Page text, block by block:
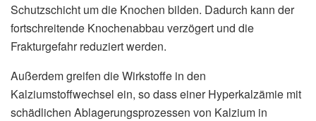
Schutzschicht um die Knochen bilden. Dadurch kann der
fortschreitende Knochenabbau verzögert und die
Frakturgefahr reduziert werden.
Außerdem greifen die Wirkstoffe in den
Kalziumstoffwechsel ein, so dass einer Hyperkalzämie mit
schädlichen Ablagerungsprozessen von Kalzium in